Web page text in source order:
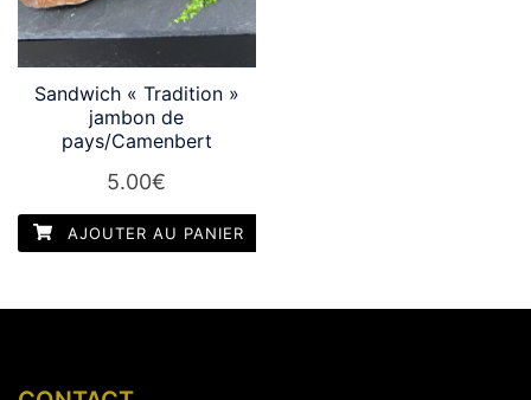
Sandwich « Tradition »
jambon de
pays/Camenbert
5.00€
AJOUTER AU PANIER